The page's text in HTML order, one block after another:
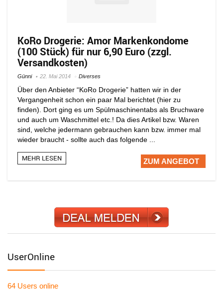
KoRo Drogerie: Amor Markenkondome
(100 Stück) für nur 6,90 Euro (zzgl.
Versandkosten)
Günni 22. Mai 2014 Diverses
Über den Anbieter “KoRo Drogerie” hatten wir in der
Vergangenheit schon ein paar Mal berichtet (hier zu
finden). Dort ging es um Spülmaschinentabs als Bruchware
und auch um Waschmittel etc.! Da dies Artikel bzw. Waren
sind, welche jedermann gebrauchen kann bzw. immer mal
wieder braucht - sollte auch das folgende ...
MEHR LESEN ZUM ANGEBOT
UserOnline
64 Users online